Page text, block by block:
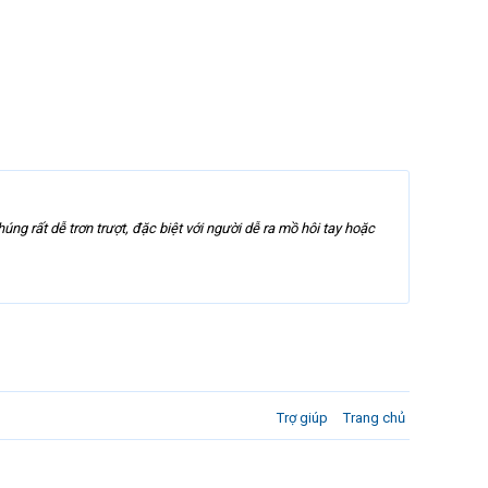
rất dễ trơn trượt, đặc biệt với người dễ ra mồ hôi tay hoặc
Trợ giúp Trang chủ